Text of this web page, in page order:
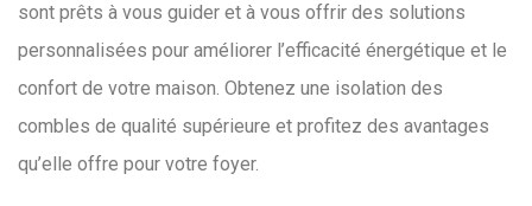
sont prêts à vous guider et à vous offrir des solutions
personnalisées pour améliorer l’efficacité énergétique et le
confort de votre maison. Obtenez une isolation des
combles de qualité supérieure et profitez des avantages
qu’elle offre pour votre foyer.